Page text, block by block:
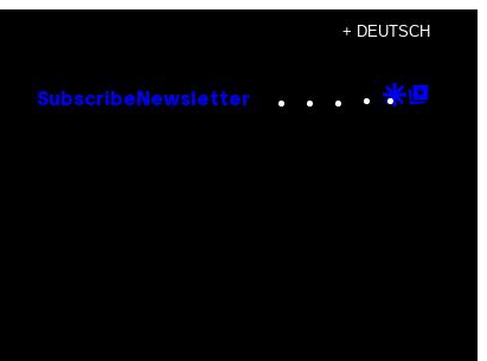
+ DEUTSCH
Subscribe Newsletter Instagram
TikTok
YouTube
Google